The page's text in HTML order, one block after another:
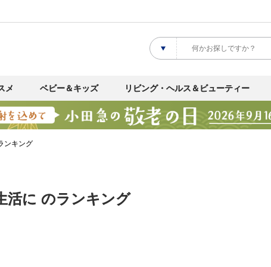
メ ベビー＆キッズ リビング・ヘルス＆ビューティー
ンキング
活に のランキング